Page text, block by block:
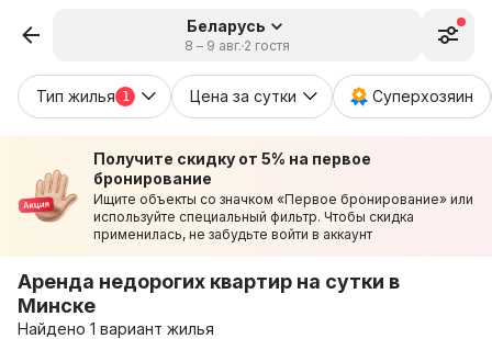
Беларусь
8 – 9 авг. 2 гостя
Тип жилья 1 Цена за сутки Суперхозяин
Получите скидку от 5% на первое
бронирование
Ищите объекты со значком «Первое бронирование» или
используйте специальный фильтр. Чтобы скидка
применилась, не забудьте войти в аккаунт
Аренда недорогих квартир на сутки в
Минске
Найдено 1 вариант жилья